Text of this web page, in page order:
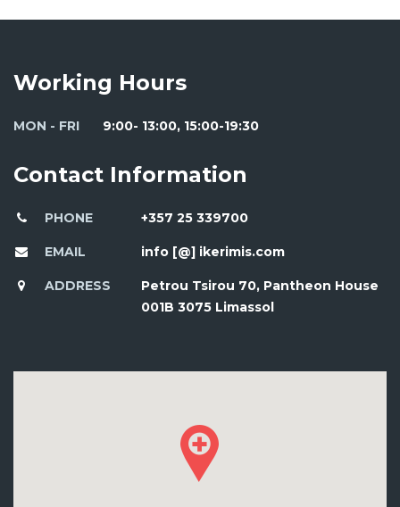
Working Hours
MON - FRI 9:00- 13:00, 15:00-19:30
Contact Information
PHONE +357 25 339700
EMAIL info [@] ikerimis.com
ADDRESS
Petrou Tsirou 70, Pantheon House
001B 3075 Limassol